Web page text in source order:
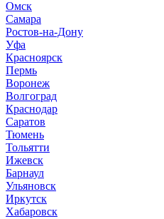
Омск
Самара
Ростов-на-Дону
Уфа
Красноярск
Пермь
Воронеж
Волгоград
Краснодар
Саратов
Тюмень
Тольятти
Ижевск
Барнаул
Ульяновск
Иркутск
Хабаровск